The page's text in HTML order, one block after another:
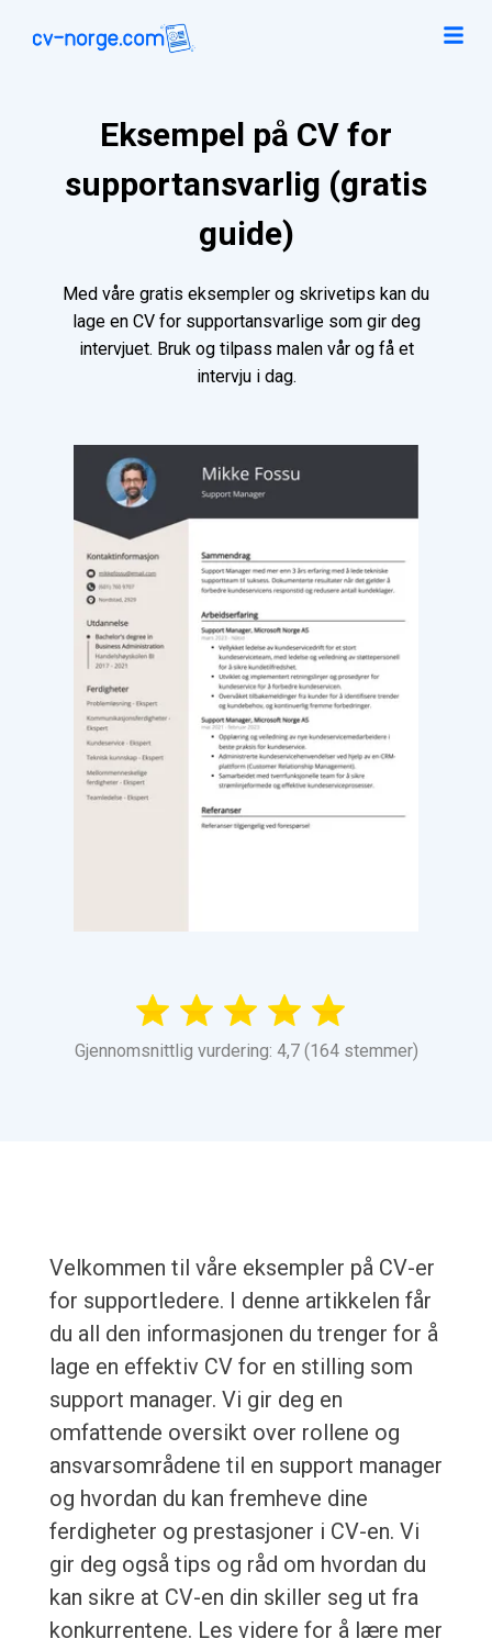
Eksempel på CV for
supportansvarlig (gratis
guide)
Med våre gratis eksempler og skrivetips kan du
lage en CV for supportansvarlige som gir deg
intervjuet. Bruk og tilpass malen vår og få et
intervju i dag.
Gjennomsnittlig vurdering: 4,7 (164 stemmer)
Velkommen til våre eksempler på CV-er
for supportledere. I denne artikkelen får
du all den informasjonen du trenger for å
lage en effektiv CV for en stilling som
support manager. Vi gir deg en
omfattende oversikt over rollene og
ansvarsområdene til en support manager
og hvordan du kan fremheve dine
ferdigheter og prestasjoner i CV-en. Vi
gir deg også tips og råd om hvordan du
kan sikre at CV-en din skiller seg ut fra
konkurrentene. Les videre for å lære mer